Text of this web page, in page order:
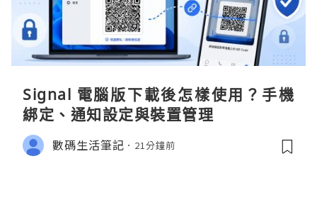
Signal 電腦版下載後怎樣使用？手機
綁定、通知設定與裝置管理
數碼生活筆記 21分鐘前